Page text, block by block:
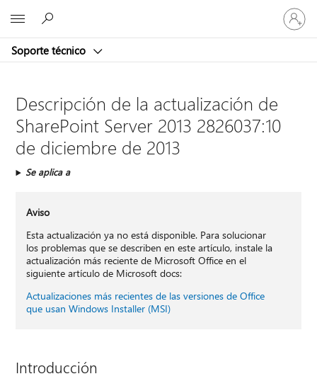
Soporte técnico
Iniciar
sesión
en
cuenta
Descripción de la actualización de
SharePoint Server 2013 2826037:10
de diciembre de 2013
Se aplica a
Aviso
Esta actualización ya no está disponible. Para solucionar
los problemas que se describen en este artículo, instale la
actualización más reciente de Microsoft Office en el
siguiente artículo de Microsoft docs:
Actualizaciones más recientes de las versiones de Office
que usan Windows Installer (MSI)
Introducción